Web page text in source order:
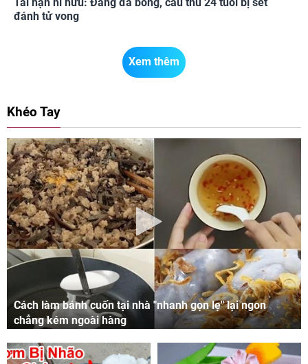
đánh tử vong
Xem thêm
Khéo Tay
Cách làm bánh cuốn tại nhà "nhanh gọn lẹ" lại ngon
chẳng kém ngoài hàng